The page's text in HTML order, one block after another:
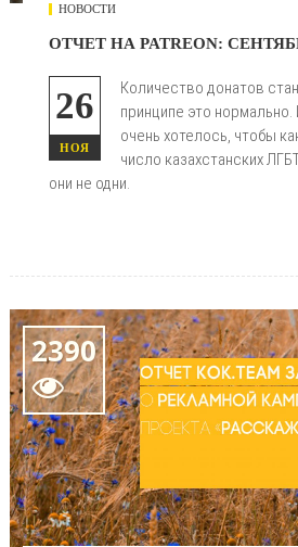
НОВОСТИ
ОТЧЕТ НА PATREON:
26
НОЯ
Количество донатов
принципе это
очень хотелось, чтобы
число казахстанских
они не одни.
2390
